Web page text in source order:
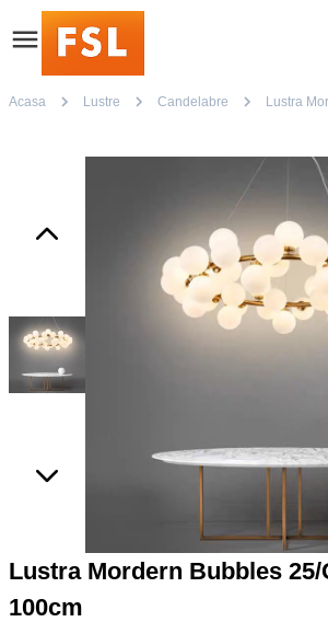
Acasa Lustre Candelabre Lustra
Lustra Mordern Bubbles 25/
100cm